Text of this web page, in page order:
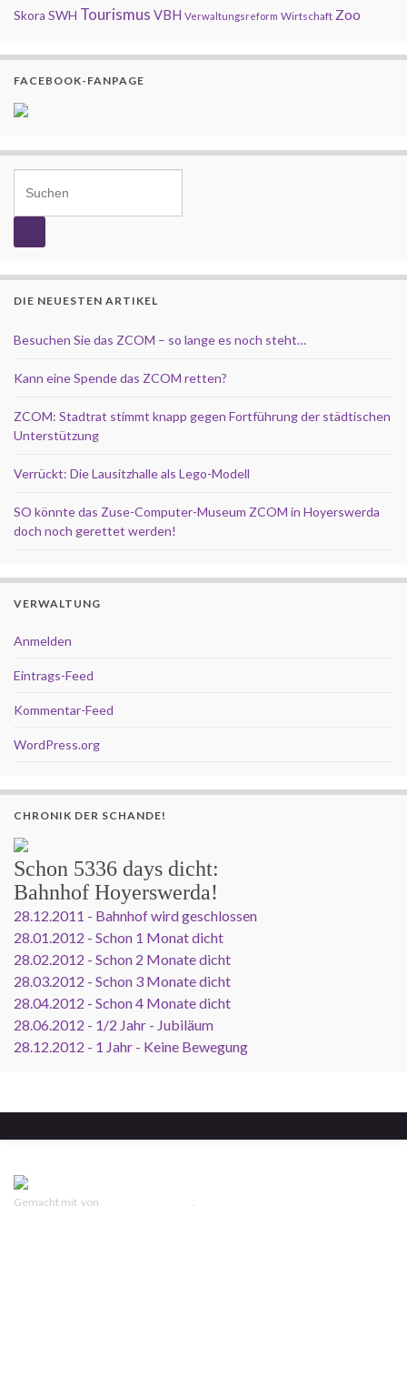
Skora SWH Tourismus VBH Verwaltungsreform Wirtschaft Zoo
FACEBOOK-FANPAGE
DIE NEUESTEN ARTIKEL
Besuchen Sie das ZCOM – so lange es noch steht…
Kann eine Spende das ZCOM retten?
ZCOM: Stadtrat stimmt knapp gegen Fortführung der städtischen
Unterstützung
Verrückt: Die Lausitzhalle als Lego-Modell
SO könnte das Zuse-Computer-Museum ZCOM in Hoyerswerda
doch noch gerettet werden!
VERWALTUNG
Anmelden
Eintrags-Feed
Kommentar-Feed
WordPress.org
CHRONIK DER SCHANDE!
Schon 5336 days dicht:
Bahnhof Hoyerswerda!
28.12.2011 - Bahnhof wird geschlossen
28.01.2012 - Schon 1 Monat dicht
28.02.2012 - Schon 2 Monate dicht
28.03.2012 - Schon 3 Monate dicht
28.04.2012 - Schon 4 Monate dicht
28.06.2012 - 1/2 Jahr - Jubiläum
28.12.2012 - 1 Jahr - Keine Bewegung
Gemacht mit von .